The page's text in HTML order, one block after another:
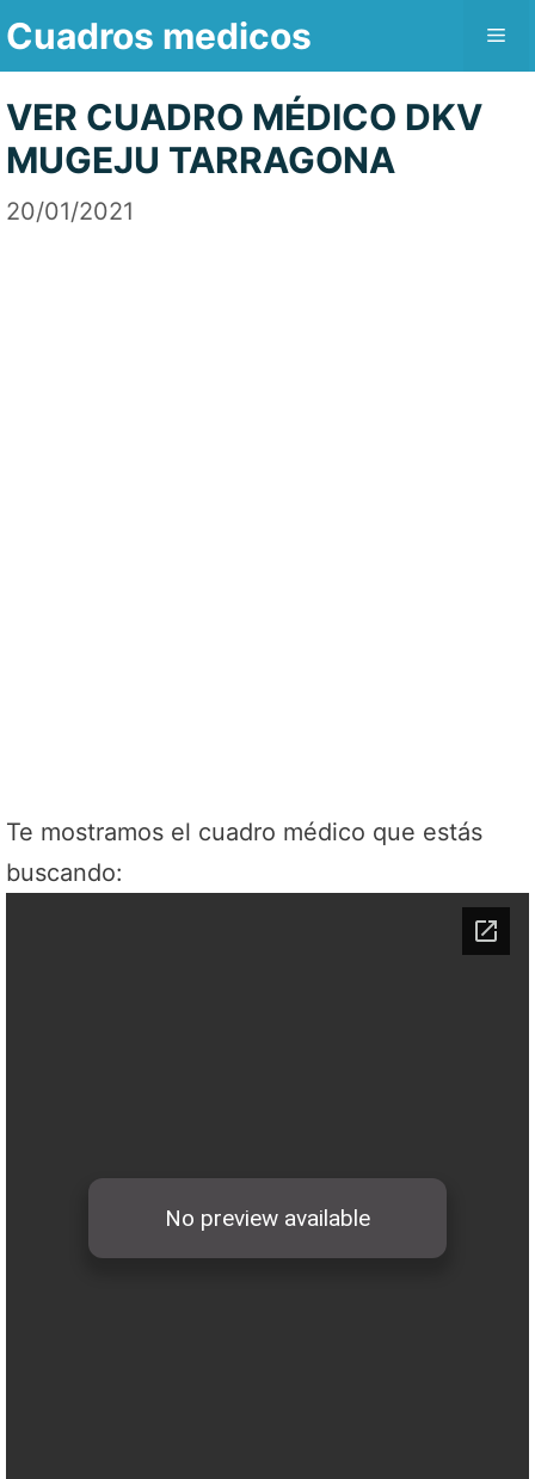
Saltar
contenido
Cuadros medicos
VER CUADRO MÉDICO DKV
MUGEJU TARRAGONA
20/01/2021
Te mostramos el cuadro médico que estás
buscando: